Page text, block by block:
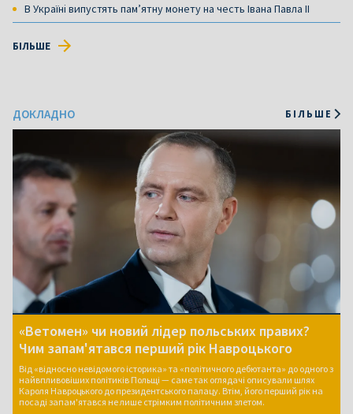
В Україні випустять пам’ятну монету на честь Івана Павла ІІ
БІЛЬШЕ
ДОКЛАДНО БІЛЬШЕ
«Ветомен» чи новий лідер польських правих?
Чим запам'ятався перший рік Навроцького
Від «відносно невідомого історика» та «політичного дебютанта» до одного з
найвпливовіших політиків Польщі — саме так оглядачі описували шлях
Кароля Навроцького до президентського палацу. Втім, його перший рік на
посаді запам'ятався не лише стрімким політичним злетом.